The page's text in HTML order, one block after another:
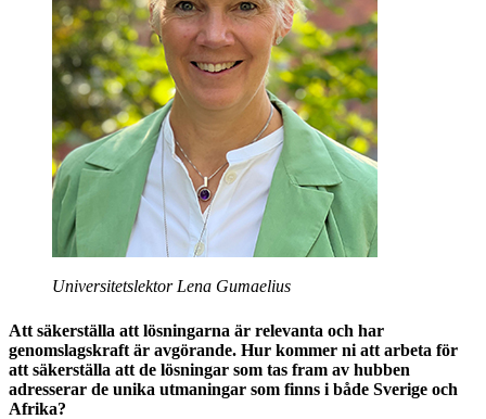
Universitetslektor Lena Gumaelius
Att säkerställa att lösningarna är relevanta och har
genomslagskraft är avgörande. Hur kommer ni att arbeta för
att säkerställa att de lösningar som tas fram av hubben
adresserar de unika utmaningar som finns i både Sverige och
Afrika?